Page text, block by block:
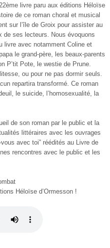
livre paru aux éditions Héloïse
de ce roman choral et musical
sur l’île de Groix pour assister au
de ses lecteurs. Nous évoquons
livre avec notamment Coline et
le grand-père, les beaux-parents
P’tit Pote, le westie de Prune.
ou pour ne pas dormir seuls.
repartira transformé. Ce roman
le suicide, l’homosexualité, la
de son roman par le public et la
littéraires avec les ouvrages
vous avec toi” réédités au Livre de
rencontres avec le public et les
Héloïse d’Ormesson !